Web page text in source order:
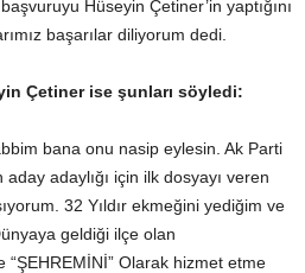
Hüseyin Çetiner’in yaptığını
başarılar diliyorum dedi.
Çetiner ise şunları söyledi:
bana onu nasip eylesin. Ak Parti
adaylığı için ilk dosyayı veren
32 Yıldır ekmeğini yediğim ve
geldiği ilçe olan
“ŞEHREMİNİ” Olarak hizmet etme